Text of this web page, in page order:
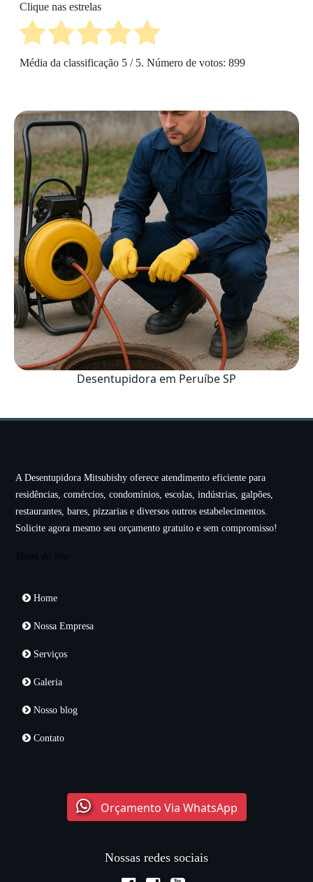
Clique nas estrelas
Média da classificação 5 / 5. Número de votos: 899
Desentupidora em Peruíbe SP
A Desentupidora Mitsubishy oferece atendimento eficiente para
residências, comércios, condomínios, escolas, indústrias, galpões,
restaurantes, bares, pizzarias e diversos outros estabelecimentos.
Solicite agora mesmo seu orçamento gratuito e sem compromisso!
Mapa do Site
Home
Nossa Empresa
Serviços
Galeria
Nosso blog
Contato
Orçamento Via WhatsApp
Nossas redes sociais